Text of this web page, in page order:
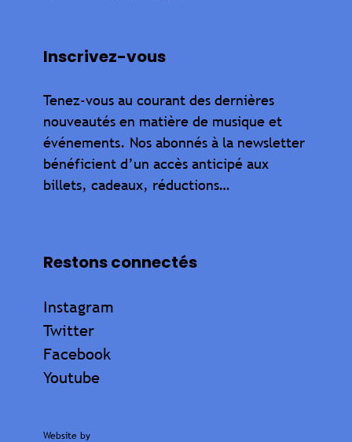
Inscrivez-vous
Tenez-vous au courant des dernières
nouveautés en matière de musique et
événements. Nos abonnés à la newsletter
bénéficient d’un accès anticipé aux
billets, cadeaux, réductions…
Restons connectés
Instagram
Twitter
Facebook
Youtube
Website by